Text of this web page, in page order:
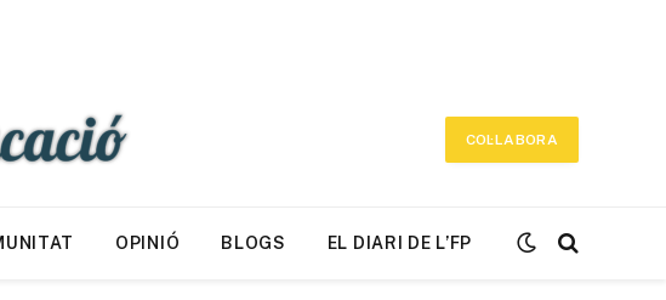
COL·LABORA
OPINIÓ BLOGS EL DIARI DE L’FP